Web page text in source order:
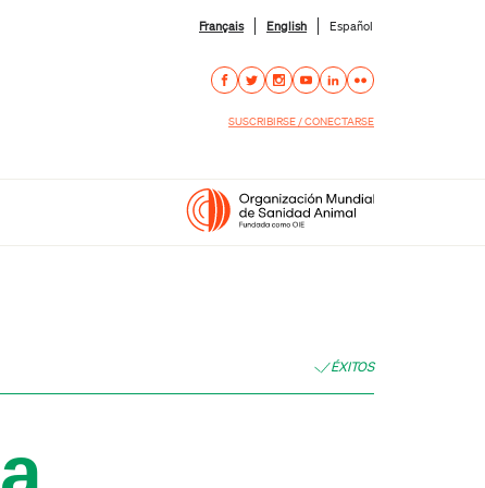
Français English Español
SUSCRIBIRSE / CONECTARSE
ÉXITOS